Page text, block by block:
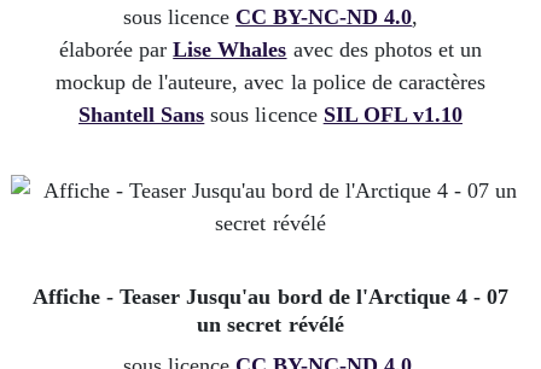
sous licence CC BY-NC-ND 4.0,
élaborée parLise Whales avec des photos et un
mockup de l'auteure, avec la police de caractères
Shantell Sans sous licence SIL OFL v1.10
Affiche - Teaser Jusqu'au bord de l'Arctique 4 - 07
un secret révélé